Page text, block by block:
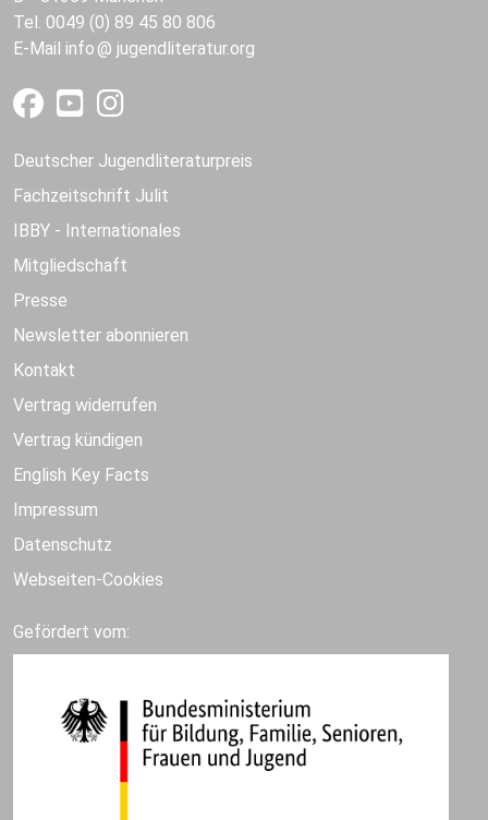
Tel. 0049 (0) 89 45 80 806
E-Mail info jugendliteratur.org
Deutscher Jugendliteraturpreis
Fachzeitschrift Julit
IBBY - Internationales
Mitgliedschaft
Presse
Newsletter abonnieren
Kontakt
Vertrag widerrufen
Vertrag kündigen
English Key Facts
Impressum
Datenschutz
Webseiten-Cookies
Gefördert vom: